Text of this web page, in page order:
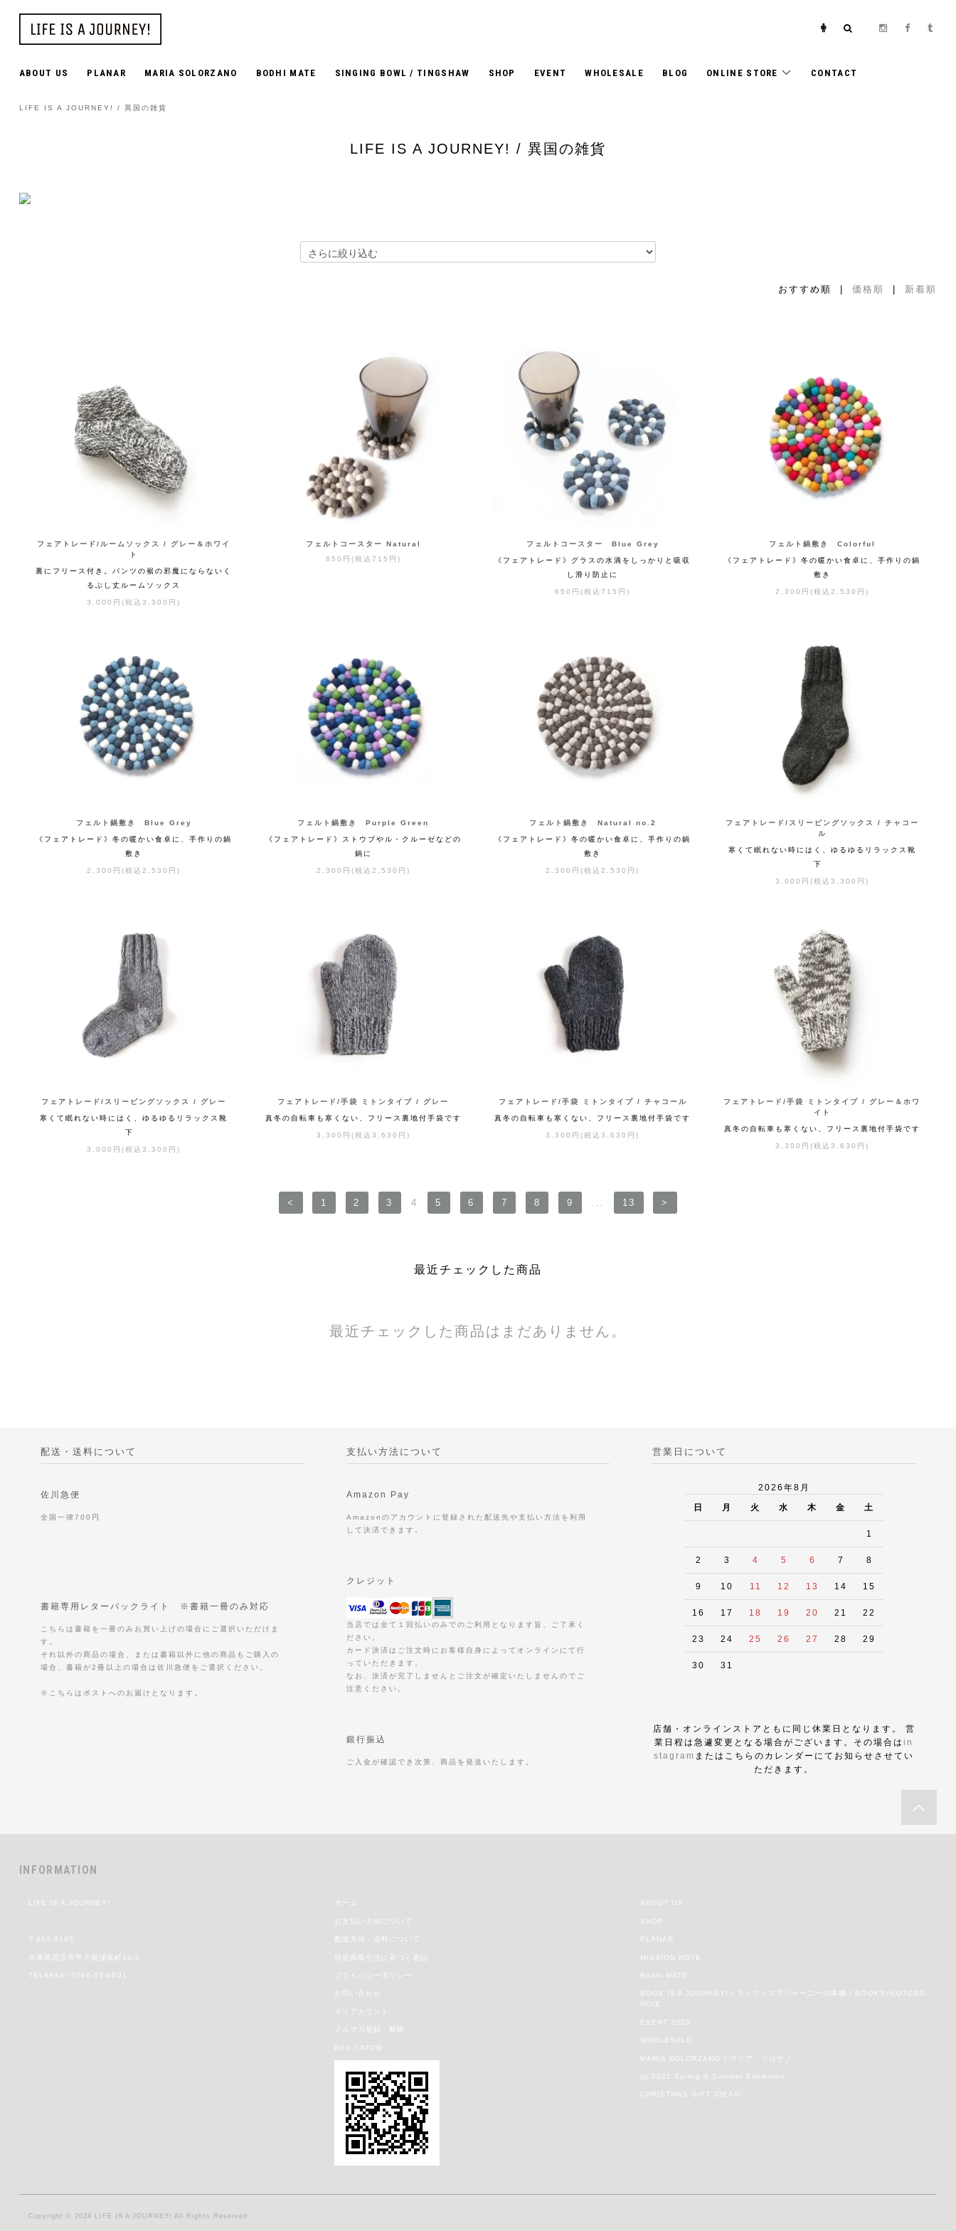
ABOUT US PLANAR MARIA SOLORZANO BODHI MATE SINGING BOWL / TINGSHAW SHOP EVENT WHOLESALE BLOG ONLINE STORE CONTACT
LIFE IS A JOURNEY! / 異国の雑貨
LIFE IS A JOURNEY! / 異国の雑貨
おすすめ順 |価格順 新着順
フェアトレード/ルームソックス / グレー＆ホワイ
ト
裏にフリース付き。パンツの裾の邪魔にならないく
るぶし丈ルームソックス
3,000円(税込3,300円)
フェルトコースター Natural
650円(税込715円)
フェルトコースター Blue Grey
《フェアトレード》グラスの水滴をしっかりと吸収
し滑り防止に
650円(税込715円)
フェルト鍋敷き Colorful
《フェアトレード》冬の暖かい食卓に、手作りの鍋
敷き
2,300円(税込2,530円)
フェルト鍋敷き Blue Grey
《フェアトレード》冬の暖かい食卓に、手作りの鍋
敷き
2,300円(税込2,530円)
フェルト鍋敷き Purple Green
《フェアトレード》ストウブやル・クルーゼなどの
鍋に
2,300円(税込2,530円)
フェルト鍋敷き Natural no.2
《フェアトレード》冬の暖かい食卓に、手作りの鍋
敷き
2,300円(税込2,530円)
フェアトレード/スリーピングソックス / チャコー
ル
寒くて眠れない時にはく、ゆるゆるリラックス靴
下
3,000円(税込3,300円)
フェアトレード/スリーピングソックス / グレー
寒くて眠れない時にはく、ゆるゆるリラックス靴
下
3,000円(税込3,300円)
フェアトレード/手袋 ミトンタイプ / グレー
真冬の自転車も寒くない、フリース裏地付手袋です
3,300円(税込3,630円)
フェアトレード/手袋 ミトンタイプ / チャコール
真冬の自転車も寒くない、フリース裏地付手袋です
3,300円(税込3,630円)
フェアトレード/手袋 ミトンタイプ / グレー＆ホワ
イト
真冬の自転車も寒くない、フリース裏地付手袋です
3,300円(税込3,630円)
< 1 2 3 4 5 6 7 8 9 13 >
最近チェックした商品
最近チェックした商品はまだありません。
配送・送料について
佐川急便
全国一律700円
書籍専用レターパックライト ※書籍一冊のみ対応
こちらは書籍を一冊のみお買い上げの場合にご選択いただけま
す。
それ以外の商品の場合、または書籍以外に他の商品もご購入の
場合、書籍が2冊以上の場合は佐川急便をご選択ください。
※こちらはポストへのお届けとなります。
支払い方法について
Amazon Pay
Amazonのアカウントに登録された配送先や支払い方法を利用
して決済できます。
クレジット
当店では全て１回払いのみでのご利用となります旨、ご了承く
ださい。
カード決済はご注文時にお客様自身によってオンラインにて行
っていただきます。
なお、決済が完了しませんとご注文が確定いたしませんのでご
注意ください。
銀行振込
ご入金が確認でき次第、商品を発送いたします。
営業日について
2026年8月
日 月 火 水 木 金 土
1
2 3 4 5 6 7 8
9 10 11 12 13 14 15
16 17 18 19 20 21 22
23 24 25 26 27 28 29
30 31
店舗・オンラインストアともに同じ休業日となります。 営
業日程は急遽変更となる場合がございます。その場合はin
stagram またはこちらのカレンダーにてお知らせさせてい
ただきます。
INFORMATION
LIFE IS A JOURNEY!
〒663-8165
兵庫県西宮市甲子園浦風町10-3
TEL&FAX: 0798-55-8901
ホーム
お支払い方法について
配送方法・送料について
特定商取引法に基づく表記
プライバシーポリシー
お問い合わせ
マイアカウント
メルマガ登録・解除
RSS / ATOM
ABOUT US
SHOP
PLANAR
MISSION NOTE
Bodhi MATE
BOOK IS A JOURNEY! / ライフイズアジャーニーの本棚 / BOOKS+KOTOBA
NOIE
EVENT 2020
WHOLESALE
MARIA SOLORZANO / マリア・ソロザノ
jiji 2021 Spring & Summer Exhibition
CHRISTMAS GIFT IDEAS!
Copyright © 2024 LIFE IS A JOURNEY! All Rights Reserved.